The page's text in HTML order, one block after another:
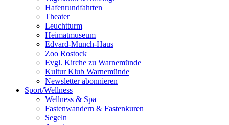
Hafenrundfahrten
Theater
Leuchtturm
Heimatmuseum
Edvard-Munch-Haus
Zoo Rostock
Evgl. Kirche zu Warnemünde
Kultur Klub Warnemünde
Newsletter abonnieren
Sport/Wellness
Wellness & Spa
Fastenwandern & Fastenkuren
Segeln